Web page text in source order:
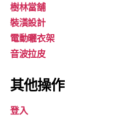
樹林當舖
裝潢設計
電動曬衣架
音波拉皮
其他操作
登入